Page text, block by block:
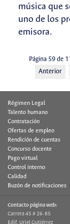
música que
uno de los
emisora.
Página 59 de
Anterior
Régimen Legal
Talento humano
Contratación
Ofertas de empleo
Rendición de cuentas
Concurso docente
Pago virtual
Control interno
Calidad
Buzón de notificaciones
Contacto página web:
Carrera 45 # 26-85
Edif. Uriel Gutiérrez